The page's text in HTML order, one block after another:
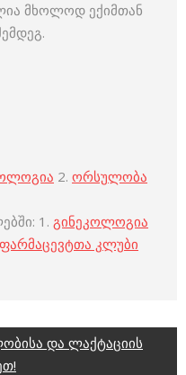
მხოლოდ ექიმთან
2. ორსულობა
1. გინეკოლოგია
კლუბი
და ლაქტაციის